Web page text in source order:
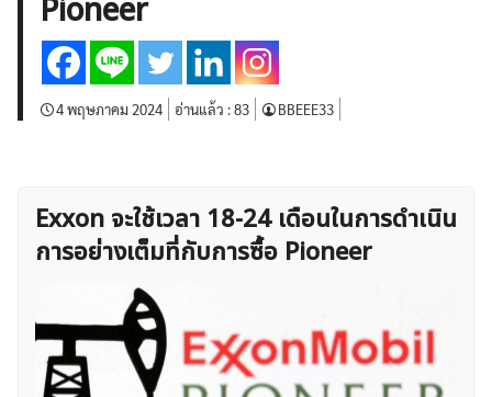
สินค้าโภคภัณฑ์
กองทุน Forex
ฟรี EA
Pioneer
4 พฤษภาคม 2024 อ่านแล้ว :83 BBEEE33
Exxon จะใช้เวลา 18-24 เดือนในการดำเนิน
การอย่างเต็มที่กับการซื้อ Pioneer